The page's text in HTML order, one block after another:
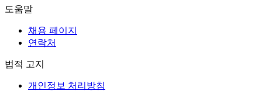
도움말
채용 페이지
연락처
법적 고지
개인정보 처리방침